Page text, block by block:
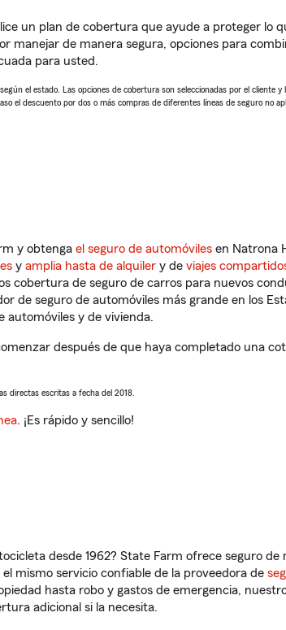
un plan de cobertura que ayude a proteger lo
manejar de manera segura, opciones para
para usted.
el estado. Las opciones de cobertura son seleccionadas por el cliente y
el descuento por dos o más compras de diferentes líneas de seguro no
y obtenga el seguro de automóviles en Natrona
y amplia hasta de alquiler y de viajes
cobertura de seguro de carros para nuevos
de seguro de automóviles más grande en los
automóviles y de vivienda.
después de que haya completado una
directas escritas a fecha del 2018.
. ¡Es rápido y sencillo!
desde 1962? State Farm ofrece seguro
mismo servicio confiable de la proveedora de
hasta robo y gastos de emergencia,
adicional si la necesita.